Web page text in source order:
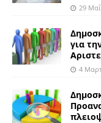
29
για
4